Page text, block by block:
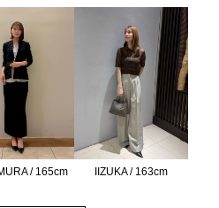
/ 165cm IIZUKA / 163cm